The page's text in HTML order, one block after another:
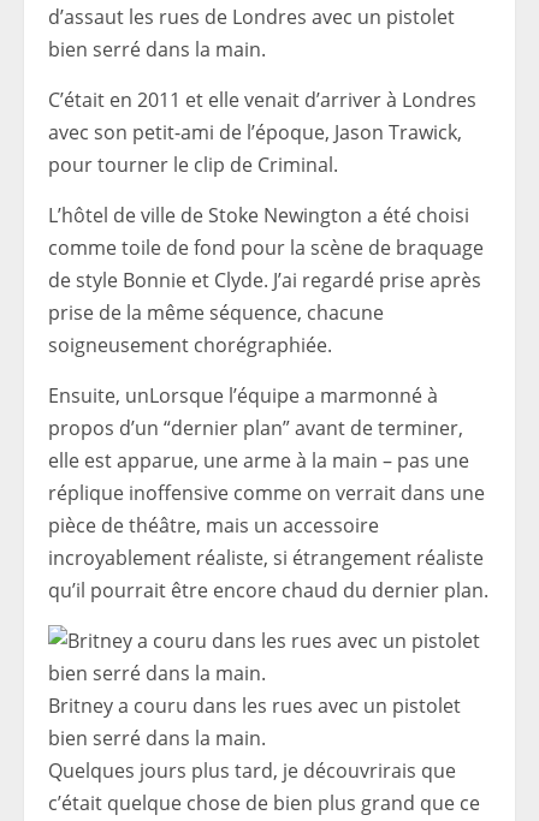
d’assaut les rues de Londres avec un pistolet
bien serré dans la main.
C’était en 2011 et elle venait d’arriver à Londres
avec son petit-ami de l’époque, Jason Trawick,
pour tourner le clip de Criminal.
L’hôtel de ville de Stoke Newington a été choisi
comme toile de fond pour la scène de braquage
de style Bonnie et Clyde. J’ai regardé prise après
prise de la même séquence, chacune
soigneusement chorégraphiée.
Ensuite, unLorsque l’équipe a marmonné à
propos d’un “dernier plan” avant de terminer,
elle est apparue, une arme à la main – pas une
réplique inoffensive comme on verrait dans une
pièce de théâtre, mais un accessoire
incroyablement réaliste, si étrangement réaliste
qu’il pourrait être encore chaud du dernier plan.
Britney a couru dans les rues avec un pistolet
bien serré dans la main.
Quelques jours plus tard, je découvrirais que
c’était quelque chose de bien plus grand que ce